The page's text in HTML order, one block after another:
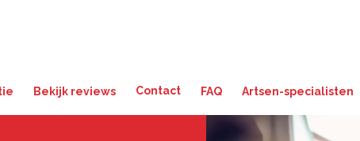
Bekijk reviews Contact FAQ Artsen-specialisten